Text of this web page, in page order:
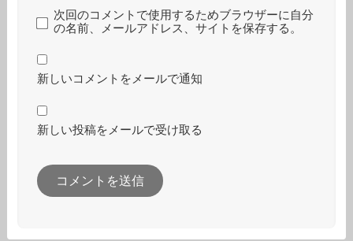
次回のコメントで使用するためブラウザーに自分
の名前、メールアドレス、サイトを保存する。
新しいコメントをメールで通知
新しい投稿をメールで受け取る